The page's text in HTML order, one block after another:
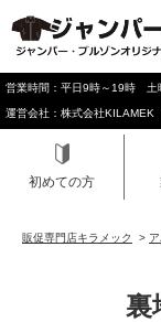
営業時間：平日9時～19時
運営会社：株式会社
初めての方
販促専門店キラメック >
裏